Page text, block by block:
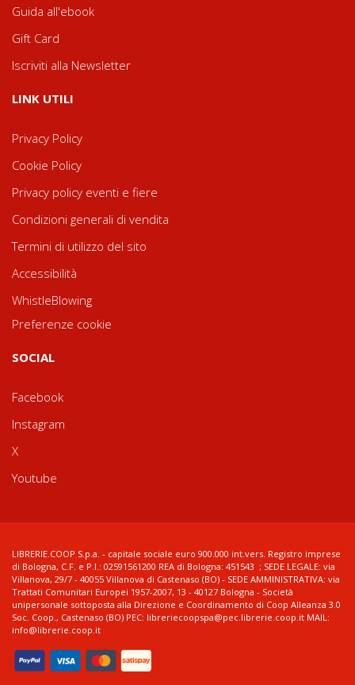
Guida all'ebook
Gift Card
Iscriviti alla Newsletter
LINK UTILI
Privacy Policy
Cookie Policy
Privacy policy eventi e fiere
Condizioni generali di vendita
Termini di utilizzo del sito
Accessibilità
WhistleBlowing
Preferenze cookie
SOCIAL
Facebook
Instagram
X
Youtube
LIBRERIE.COOP S.p.a. - capitale sociale euro 900.000 int.vers. Registro imprese
di Bologna, C.F. e P.I.: 02591561200 REA di Bologna: 451543 ; SEDE LEGALE: via
Villanova, 29/7 - 40055 Villanova di Castenaso (BO) - SEDE AMMINISTRATIVA: via
Trattati Comunitari Europei 1957-2007, 13 - 40127 Bologna - Società
unipersonale sottoposta alla Direzione e Coordinamento di Coop Alleanza 3.0
Soc. Coop., Castenaso (BO) PEC: libreriecoopspa@pec.librerie.coop.it MAIL:
info@librerie.coop.it